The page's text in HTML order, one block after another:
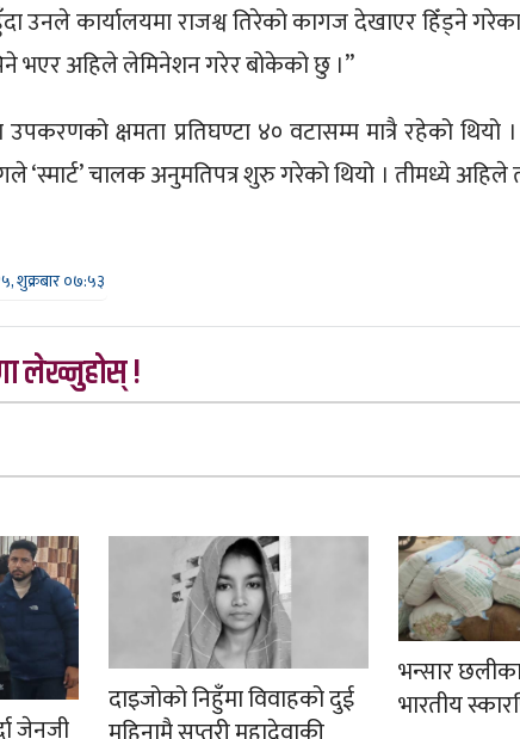
उनले कार्यालयमा राजश्व तिरेको कागज देखाएर हिँड्ने
भएर अहिले लेमिनेशन गरेर बोकेको छु ।”
उपकरणको क्षमता प्रतिघण्टा ४० वटासम्म मात्रै रहेको
‘स्मार्ट’ चालक अनुमतिपत्र शुरु गरेको थियो । तीमध्ये अहिले
शुक्रबार ०७:५३
लेख्नुहोस् !
जेनजी
दाइजोको निहुँमा विवाहको दुई
भन्सार
भारतीय